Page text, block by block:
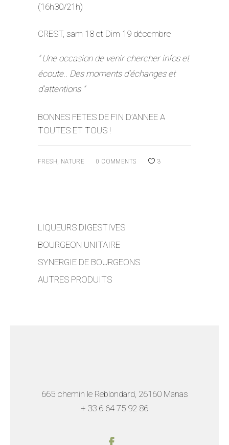
(16h30/21h)
CREST, sam 18 et Dim 19 décembre
Une occasion de venir chercher infos et
écoute.. Des moments d’échanges et
d’attentions
BONNES FETES DE FIN D’ANNEE A
TOUTES ET TOUS !
FRESH, NATURE 0 COMMENTS 3
LIQUEURS DIGESTIVES
BOURGEON UNITAIRE
SYNERGIE DE BOURGEONS
AUTRES PRODUITS
665 chemin le Reblondard, 26160 Manas
+ 33 6 64 75 92 86